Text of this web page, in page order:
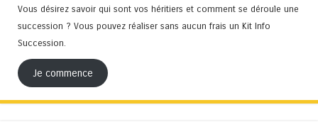
Vous désirez savoir qui sont vos héritiers et comment se déroule une
succession ? Vous pouvez réaliser sans aucun frais un Kit Info
Succession.
Je commence